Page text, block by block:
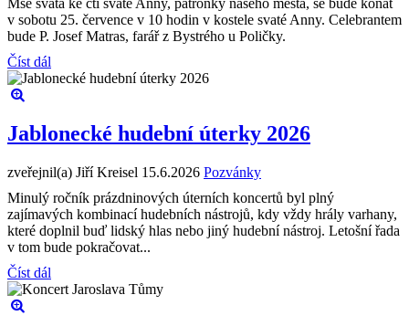
v sobotu 25. července v 10 hodin v kostele svaté Anny. Celebrantem
bude P. Josef Matras, farář z Bystrého u Poličky.
Číst dál
Jablonecké hudební úterky 2026
zveřejnil(a) Jiří Kreisel 15.6.2026 Pozvánky
Minulý ročník prázdninových úterních koncertů byl plný
zajímavých kombinací hudebních nástrojů, kdy vždy hrály varhany,
které doplnil buď lidský hlas nebo jiný hudební nástroj. Letošní řada
v tom bude pokračovat...
Číst dál